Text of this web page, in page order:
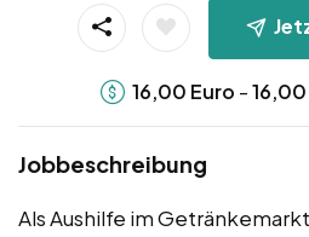
16,00 Euro -16,00
Jobbeschreibung
Als Aushilfe im